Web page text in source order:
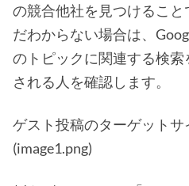
の競合他社を見つけるこ
だわからない場合は、
のトピックに関連する検
される人を確認します。
ゲスト投稿のターゲット
(image1.png)